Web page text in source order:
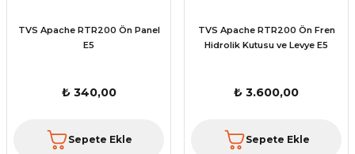
TVS Apache RTR200 Ön Panel
E5
₺ 340,00
Sepete Ekle
TVS Apache RTR200 Ön Fren
Hidrolik Kutusu ve Levye E5
₺ 3.600,00
Sepete Ekle